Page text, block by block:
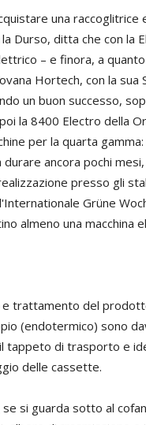
una
Durso, ditta che con la
– e finora, a
Hortech, con la sua
un buon successo,
la 8400 Electro della
per la quarta
ancora pochi
presso gli
Grüne
almeno una macchina
trattamento del
(endotermico) sono
tappeto di trasporto e
delle cassette.
si guarda sotto al